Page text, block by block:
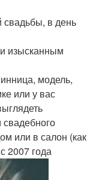
свадьбы, в день
изысканным
модель,
или у вас
свадебного
или в салон (как
2007 года